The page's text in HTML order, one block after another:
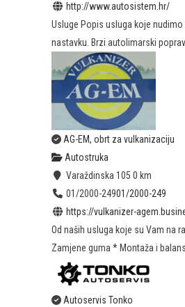
http://www.autosistem.hr/
Usluge Popis usluga koje
nastavku. Brzi autolimarski
AG-EM, obrt za vulkanizaciju
Autostruka
Varaždinska 105 0 km
01/2000-24901/2000-249
https://vulkanizer-
Od naših usluga koje su Vam na
Zamjene guma * Montaža i
Autoservis Tonko